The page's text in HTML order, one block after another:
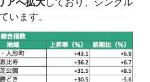
います。